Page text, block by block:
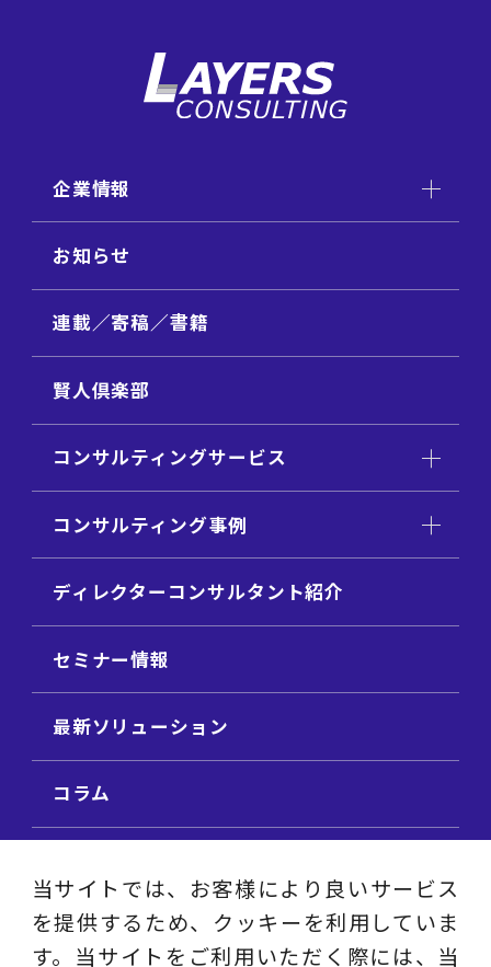
企業情報
お知らせ
連載／寄稿／書籍
賢人倶楽部
コンサルティングサービス
コンサルティング事例
ディレクターコンサルタント紹介
セミナー情報
最新ソリューション
コラム
ビジネステーマ解説集
当サイトでは、お客様により良いサービス
を提供するため、クッキーを利用していま
す。当サイトをご利用いただく際には、当